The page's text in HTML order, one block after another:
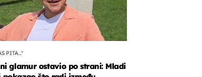
PITA..."
glamur ostavio po strani: Mladi